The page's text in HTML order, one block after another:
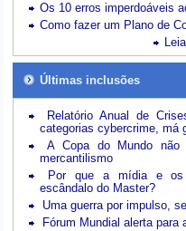
Os 10 erros imperdoáveis
Como fazer um Plano de
Últimas inclusões
Relatório Anual de
categorias cybercrime, má
A Copa do Mundo não
mercantilismo
Por que a mídia e os
escândalo do Master?
Uma guerra por impulso,
Fórum Mundial alerta